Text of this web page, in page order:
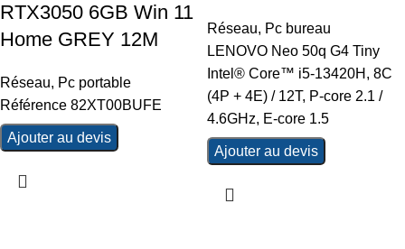
RTX3050 6GB Win 11
Home GREY 12M
Réseau, Pc portable
Référence 82XT00BUFE
Ajouter au devis
Réseau, Pc bureau
LENOVO Neo 50q G4 Tiny
Intel® Core™ i5-13420H, 8C
(4P + 4E) / 12T, P-core 2.1 /
4.6GHz, E-core 1.5
Ajouter au devis